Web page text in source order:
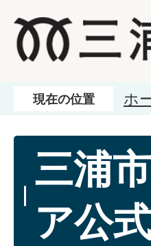
現在の位置 ホ
三浦
ア公